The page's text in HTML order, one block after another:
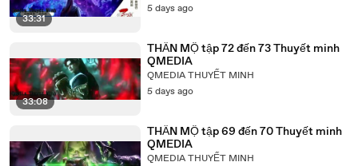
33:31
5 days ago
33:08
THẦN MỘ tập 72 đến 73 Thuyết minh
QMEDIA
QMEDIA THUYẾT MINH
5 days ago
THẦN MỘ tập 69 đến 70 Thuyết minh
QMEDIA
QMEDIA THUYẾT MINH